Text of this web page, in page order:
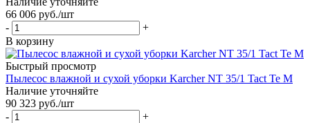
66 006 руб./шт
-
+
В корзину
Быстрый просмотр
Пылесос влажной и сухой уборки Karcher NT 35/1 Tact Te М
Наличие уточняйте
90 323 руб./шт
-
+